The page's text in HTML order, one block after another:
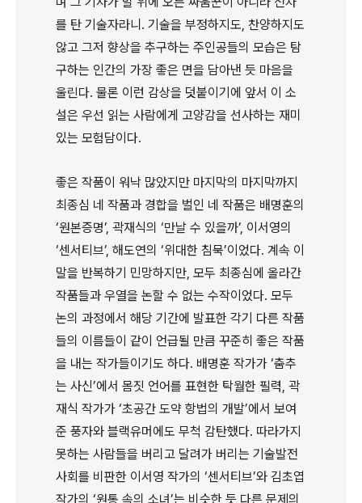
를 탄 기술자라니. 기술을 부정하지도, 찬양하지도
않고 그저 향상을 추구하는 주인공들의 모습은 탐
구하는 인간의 가장 좋은 면을 담아낸 듯 마음을
울린다. 물론 이런 감상을 덧붙이기에 앞서 이 소
설은 우선 읽는 사람에게 고양감을 선사하는 재미
있는 모험담이다.
좋은 작품이 워낙 많았지만 마지막의 마지막까지
최종심 네 작품과 경합을 벌인 네 작품은 배명훈의
‘원본증명’, 곽재식의 ‘만날 수 있을까’, 이서영의
‘센서티브’, 해도연의 ‘위대한 침묵’이었다. 계속 이
말을 반복하기 민망하지만, 모두 최종심에 올라간
작품들과 우열을 논할 수 없는 수작이었다. 모두
논의 과정에서 해당 기간에 발표한 각기 다른 작품
들의 이름들이 같이 언급될 만큼 꾸준히 좋은 작품
을 내는 작가들이기도 하다. 배명훈 작가가 ‘춤추
는 사신’에서 몸짓 언어를 표현한 탁월한 필력, 곽
재식 작가가 ‘초공간 도약 항법의 개발’에서 보여
준 풍자와 블랙유머에도 무척 감탄했다. 따라가지
못하는 사람들을 버리고 달려가 버리는 기술발전
사회를 비판한 이서영 작가의 ‘센서티브’와 김초엽
작가의 ‘원통 속의 소녀’는 비슷한 듯 다른 문제의